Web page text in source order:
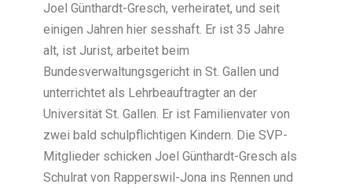
Joel Günthardt-Gresch, verheiratet, und seit
einigen Jahren hier sesshaft. Er ist 35 Jahre
alt, ist Jurist, arbeitet beim
Bundesverwaltungsgericht in St. Gallen und
unterrichtet als Lehrbeauftragter an der
Universität St. Gallen. Er ist Familienvater von
zwei bald schulpflichtigen Kindern. Die SVP-
Mitglieder schicken Joel Günthardt-Gresch als
Schulrat von Rapperswil-Jona ins Rennen und